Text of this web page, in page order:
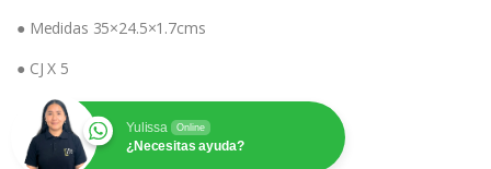
● Medidas 35×24.5×1.7cms
● CJ X 5
Yulissa Online
¿Necesitas ayuda?